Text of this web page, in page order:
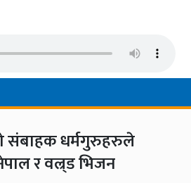
संबाहक धर्मगुरुहरुले
र वल्र्ड भिजन